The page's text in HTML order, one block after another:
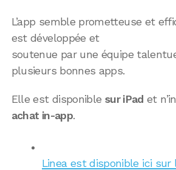
L’app semble prometteuse et
est développée et
soutenue par une équipe
plusieurs bonnes apps.
Elle est disponible sur iPad et
achat in-app.
Linea est disponible ici sur